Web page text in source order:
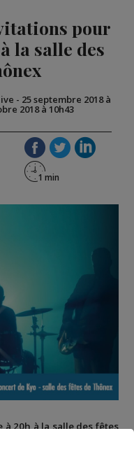
pour
la salle des
- 25 septembre 2018 à
2018 à 10h43
à 20h à la salle des fêtes